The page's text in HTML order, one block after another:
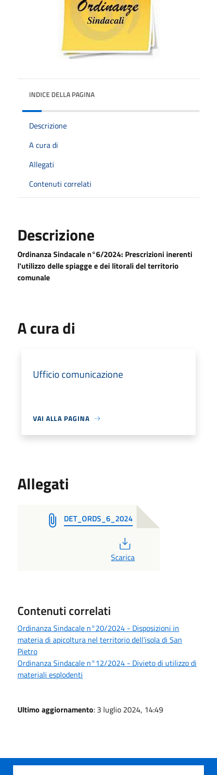
INDICE DELLA PAGINA
Descrizione
A cura di
Allegati
Contenuti correlati
Descrizione
Ordinanza Sindacale n°6/2024: Prescrizioni inerenti
l'utilizzo delle spiagge e dei litorali del territorio
comunale
A cura di
Ufficio comunicazione
VAI ALLA PAGINA
Allegati
DET_ORDS_6_2024
Scarica
Contenuti correlati
Ordinanza Sindacale n°20/2024 - Disposizioni in
materia di apicoltura nel territorio dell'isola di San
Pietro
Ordinanza Sindacale n°12/2024 - Divieto di utilizzo di
materiali esplodenti
Ultimo aggiornamento: 3 luglio 2024, 14:49